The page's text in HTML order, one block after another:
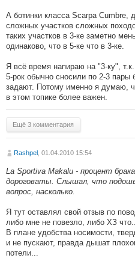
А ботинки класса Scarpa
сложных участков сложных
таких участков в 3-ке заметно
одинаково, что в 5-ке что в 3-ке.
Я всё время напираю на "3-ку",
5-рок обычно сносили по 2-3 пары
задают. Потому именно я думаю,
в этом топике более важен.
Ещё 3 комментария
Rashpel , 01.04.2010 15:54
La Sportiva Makalu - процент
дороговаты. Слышал, что
вопрос, насколько.
Я тут оставлял свой отзыв по
либо мне не повезло, либо ХЗ что...
В плане удобства носимости,
и не пускают, правда дышат
потели...